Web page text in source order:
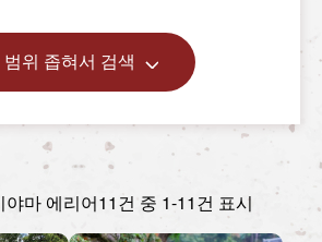
범위 좁혀서 검색
마 에리어11건 중 1-11건 표시